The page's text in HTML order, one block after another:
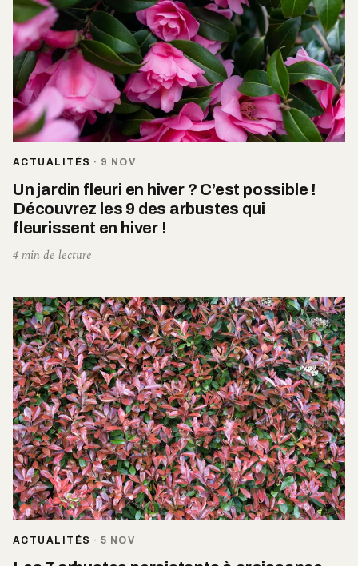
ACTUALITÉS · 9 NOV
Un jardin fleuri en hiver ? C’est possible !
Découvrez les 9 des arbustes qui
fleurissent en hiver !
4 min de lecture
ACTUALITÉS · 5 NOV